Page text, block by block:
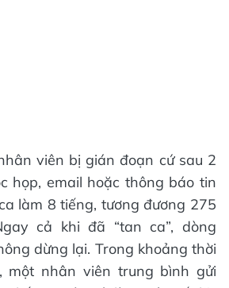
viên bị gián đoạn cứ sau 2
họp, email hoặc thông báo tin
làm 8 tiếng, tương đương 275
cả khi đã “tan ca”, dòng
dừng lại. Trong khoảng thời
một nhân viên trung bình gửi